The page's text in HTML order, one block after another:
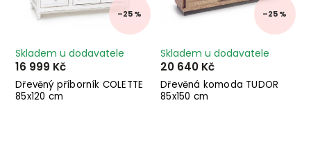
–25 %
Dřevěný příborník COLETTE
85x120 cm
Skladem u dodavatele
16 999 Kč
–25 %
Dřevěná komoda TUDOR
85x150 cm
Skladem u dodavatele
20 640 Kč